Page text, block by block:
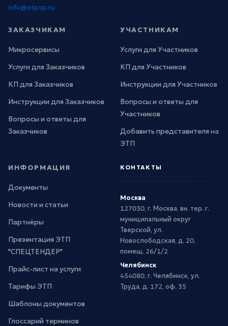
info@etpsp.ru
ЗАКАЗЧИКАМ
Микросервисы
Услуги для Заказчиков
КП для Заказчиков
Инструкции для Заказчиков
Вопросы и ответы для
Заказчиков
УЧАСТНИКАМ
Услуги для Участников
КП для Участников
Инструкции для Участников
Вопросы и ответы для
Участников
Добавить представителя на
ЭТП
ИНФОРМАЦИЯ
Документы
Новости и статьи
Партнёры
Презентация ЭТП
"СПЕЦТЕНДЕР"
Прайс-лист на услуги
Тарифы ЭТП
Шаблоны документов
Глоссарий терминов
КОНТАКТЫ
Москва
127030, г. Москва, вн. тер. г.
муниципальный округ
Тверской, ул.
Новослободская, д. 20,
помещ. 26/1/2
Челябинск
454080, г. Челябинск, ул.
Труда, д. 172, оф. 35